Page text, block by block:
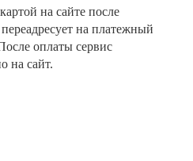
на сайте после
на платежный
оплаты сервис
на сайт.